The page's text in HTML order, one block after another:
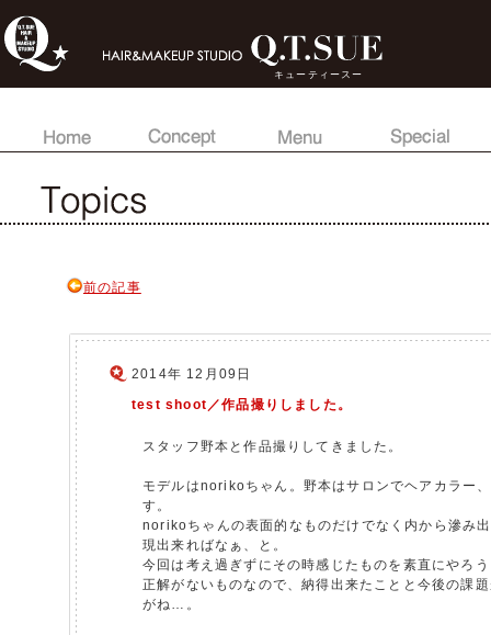
キューティースー
前の記事
2014年 12月09日
test shoot／作品撮りしました。
スタッフ野本と作品撮りしてきました。
モデルはnorikoちゃん。野本はサロンでヘアカラー
す。
norikoちゃんの表面的なものだけでなく内から滲み
現出来ればなぁ、と。
今回は考え過ぎずにその時感じたものを素直にやろ
正解がないものなので、納得出来たことと今後の課
がね…。